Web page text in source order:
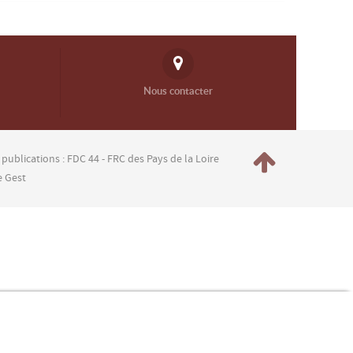
Nous contacter
: FDC 44 - FRC des Pays de la Loire
Gest